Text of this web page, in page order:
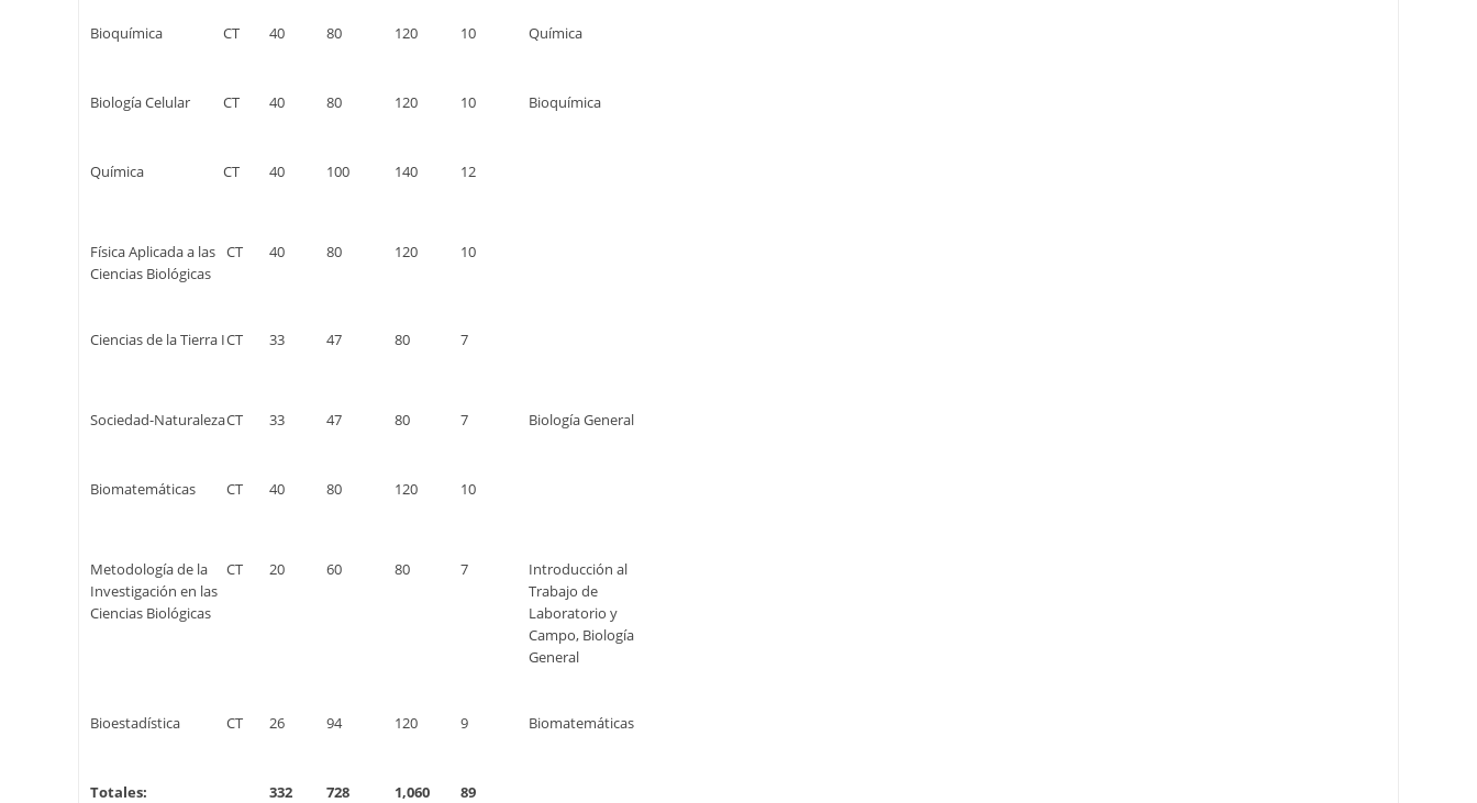
Bioquímica CT 40 80 120 10 Química
Biología Celular CT 40 80 120 10 Bioquímica
Química CT 40 100 140 12
Física Aplicada a las
Ciencias Biológicas
CT 40 80 120 10
Ciencias de la Tierra ICT 33 47 80 7
Sociedad-NaturalezaCT 33 47 80 7 Biología General
Biomatemáticas CT 40 80 120 10
Metodología de la
Investigación en las
Ciencias Biológicas
CT 20 60 80 7
Introducción al
Trabajo de
Laboratorio y
Campo, Biología
General
Bioestadística CT 26 94 120 9 Biomatemáticas
Totales: 332 728 1,060 89